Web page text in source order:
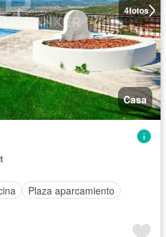
4fotos
Casa
Plaza aparcamiento